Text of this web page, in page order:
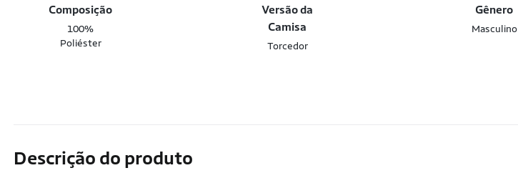
Composição
100%
Poliéster
Versão da
Camisa
Torcedor
Gênero
Masculino
Descrição do produto